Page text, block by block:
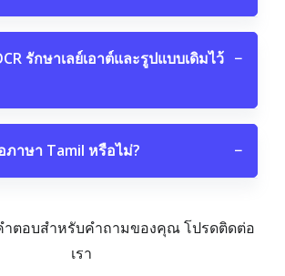
รักษาเลย์เอาต์และรูปแบบเดิมไว้ −
ภาษา Tamil หรือไม่? −
ตอบสำหรับคำถามของคุณ โปรดติดต่อ
เรา